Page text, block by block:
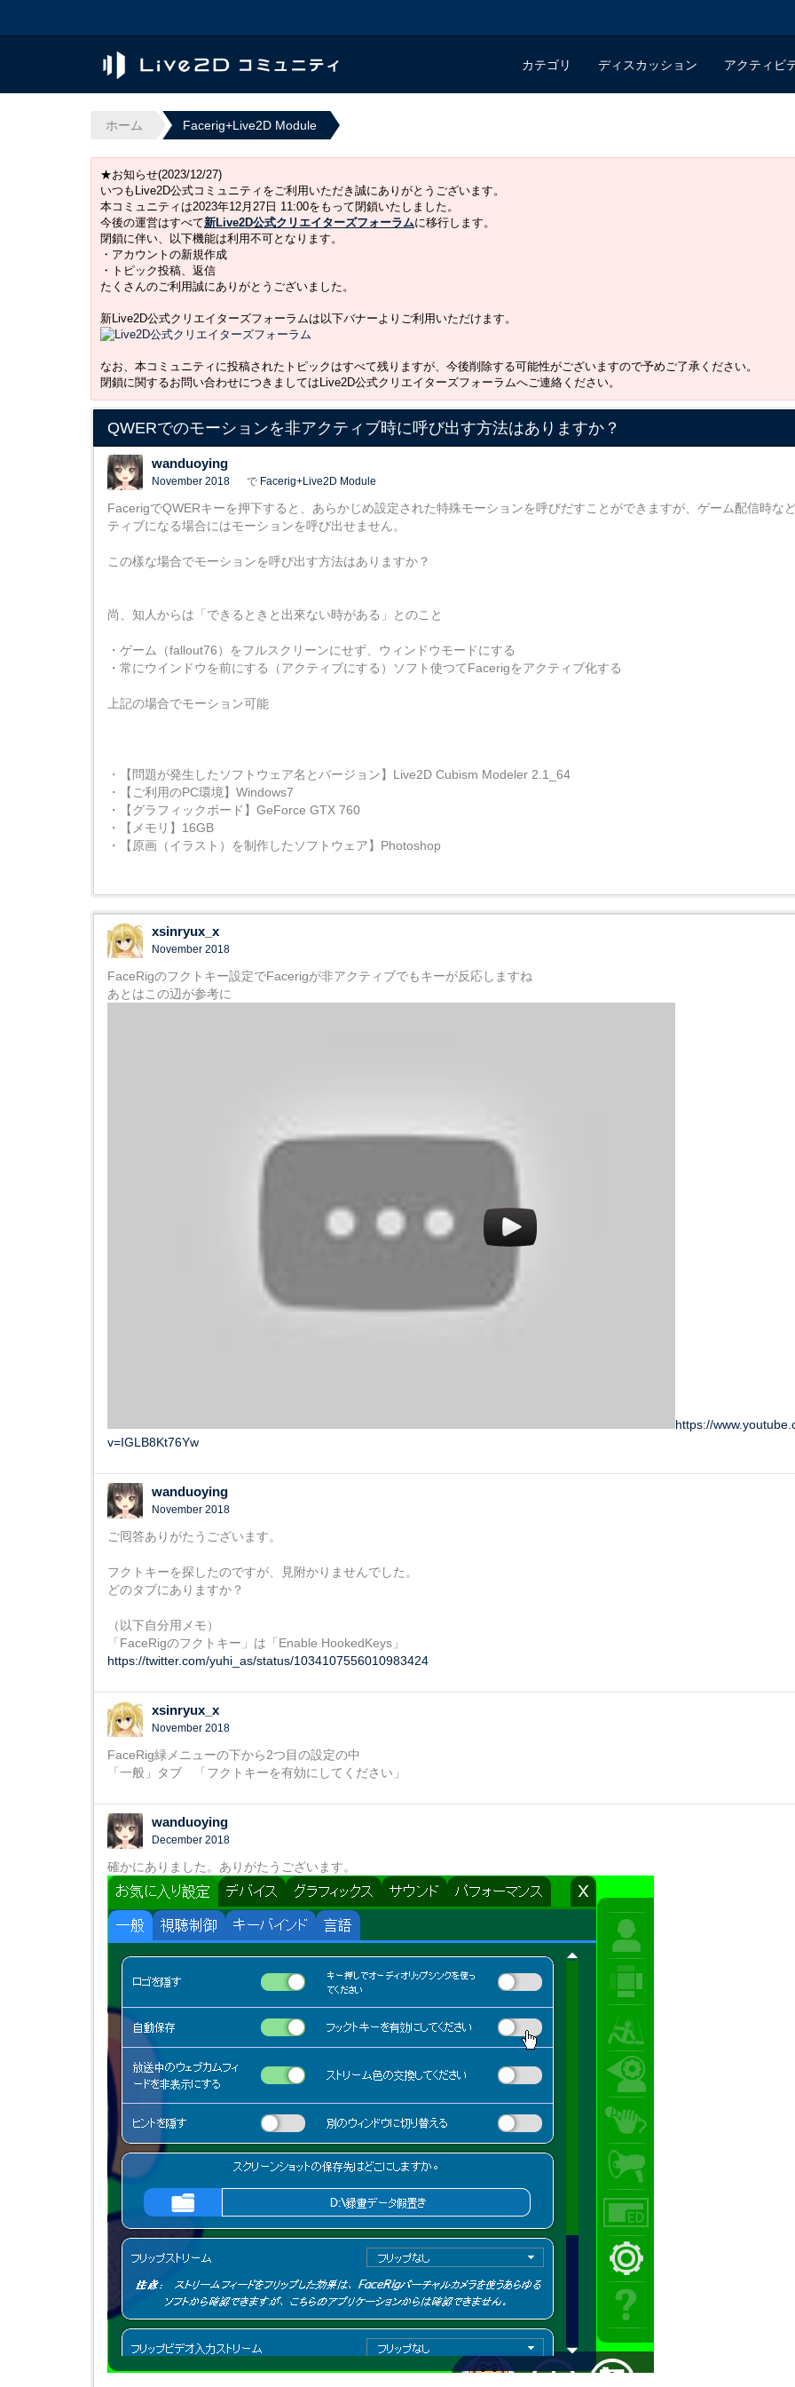
カテゴリ ディスカッション アクティビ
ホーム Facerig+Live2D Module
★お知らせ(2023/12/27)
いつもLive2D公式コミュニティをご利用いただき誠にありがとうございます。
本コミュニティは2023年12月27日 11:00をもって閉鎖いたしました。
今後の運営はすべて新Live2D公式クリエイターズフォーラムに移行します。
閉鎖に伴い、以下機能は利用不可となります。
・アカウントの新規作成
・トピック投稿、返信
たくさんのご利用誠にありがとうございました。
新Live2D公式クリエイターズフォーラムは以下バナーよりご利用いただけます。
なお、本コミュニティに投稿されたトピックはすべて残りますが、今後削除する可能性がございますので予めご了承ください。
閉鎖に関するお問い合わせにつきましてはLive2D公式クリエイターズフォーラムへご連絡ください。
QWERでのモーションを非アクティブ時に呼び出す方法はありますか？
wanduoying
November 2018 で Facerig+Live2D Module
FacerigでQWERキーを押下すると、あらかじめ設定された特殊モーションを呼びだすことができますが、ゲーム配信時な
ティブになる場合にはモーションを呼び出せません。
この樣な場合でモーションを呼び出す方法はありますか？
尚、知人からは「できるときと出來ない時がある」とのこと
・ゲーム（fallout76）をフルスクリーンにせず、ウィンドウモードにする
・常にウインドウを前にする（アクティブにする）ソフト使つてFacerigをアクティブ化する
上記の場合でモーション可能
・【問題が発生したソフトウェア名とバージョン】Live2D Cubism Modeler 2.1_64
・【ご利用のPC環境】Windows7
・【グラフィックボード】GeForce GTX 760
・【メモリ】16GB
・【原画（イラスト）を制作したソフトウェア】Photoshop
xsinryux_x
November 2018
FaceRigのフクトキー設定でFacerigが非アクティブでもキーが反応しますね
あとはこの辺が参考に
https://
v=IGLB8Kt76Yw
wanduoying
November 2018
ご囘答ありがたうございます。
フクトキーを探したのですが、見附かりませんでした。
どのタブにありますか？
（以下自分用メモ）
「FaceRigのフクトキー」は「Enable HookedKeys」
https://twitter.com/yuhi_as/status/1034107556010983424
xsinryux_x
November 2018
FaceRig緑メニューの下から2つ目の設定の中
「一般」タブ 「フクトキーを有効にしてください」
wanduoying
December 2018
確かにありました。ありがたうございます。